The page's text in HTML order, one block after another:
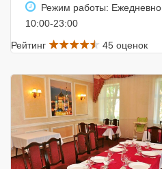
Режим работы: Ежедневно
10:00-23:00
Рейтинг
45 оценок